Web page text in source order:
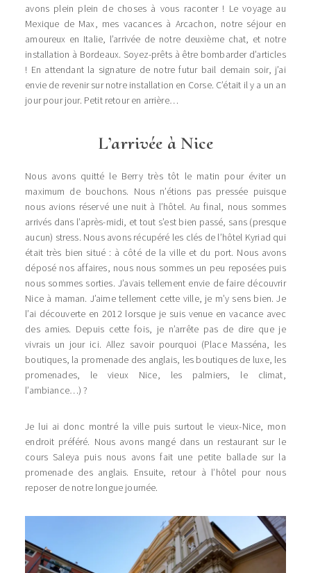
avons plein plein de choses à vous raconter ! Le voyage au
Mexique de Max, mes vacances à Arcachon, notre séjour en
amoureux en Italie, l’arrivée de notre deuxième chat, et notre
installation à Bordeaux. Soyez-prêts à être bombarder d’articles
! En attendant la signature de notre futur bail demain soir, j’ai
envie de revenir sur notre installation en Corse. C’était il y a un an
jour pour jour. Petit retour en arrière…
L’arrivée à Nice
Nous avons quitté le Berry très tôt le matin pour éviter un
maximum de bouchons. Nous n’étions pas pressée puisque
nous avions réservé une nuit à l’hôtel. Au final, nous sommes
arrivés dans l’après-midi, et tout s’est bien passé, sans (presque
aucun) stress. Nous avons récupéré les clés de l’hôtel Kyriad qui
était très bien situé : à côté de la ville et du port. Nous avons
déposé nos affaires, nous nous sommes un peu reposées puis
nous sommes sorties. J’avais tellement envie de faire découvrir
Nice à maman. J’aime tellement cette ville, je m’y sens bien. Je
l’ai découverte en 2012 lorsque je suis venue en vacance avec
des amies. Depuis cette fois, je n’arrête pas de dire que je
vivrais un jour ici. Allez savoir pourquoi (Place Masséna, les
boutiques, la promenade des anglais, les boutiques de luxe, les
promenades, le vieux Nice, les palmiers, le climat,
l’ambiance…) ?
Je lui ai donc montré la ville puis surtout le vieux-Nice, mon
endroit préféré. Nous avons mangé dans un restaurant sur le
cours Saleya puis nous avons fait une petite ballade sur la
promenade des anglais. Ensuite, retour à l’hôtel pour nous
reposer de notre longue journée.